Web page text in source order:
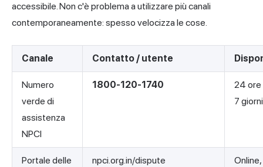
accessibile. Non c'è problema a utilizzare più canali
contemporaneamente: spesso velocizza le cose.
Canale Contatto / utente
Numero
verde di
assistenza
NPCI
1800-120-1740
24 ore
7
Portale delle
npci.org.in/dispute